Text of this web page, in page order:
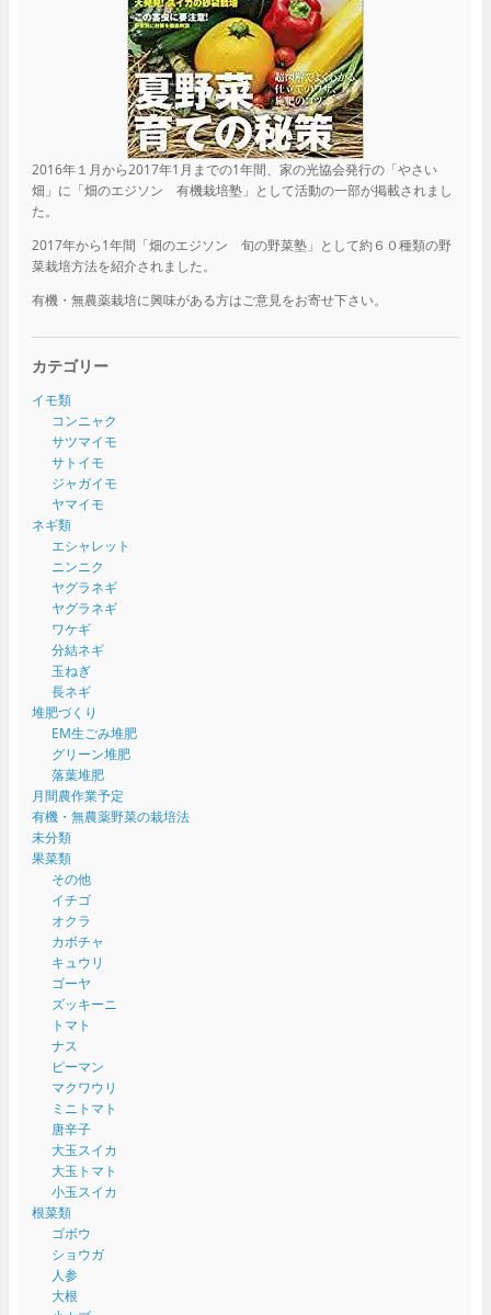
2016年１月から2017年1月までの1年間、家の光協会発行の「やさい
畑」に「畑のエジソン 有機栽培塾」として活動の一部が掲載されまし
た。
2017年から1年間「畑のエジソン 旬の野菜塾」として約６０種類の野
菜栽培方法を紹介されました。
有機・無農薬栽培に興味がある方はご意見をお寄せ下さい。
カテゴリー
イモ類
コンニャク
サツマイモ
サトイモ
ジャガイモ
ヤマイモ
ネギ類
エシャレット
ニンニク
ヤグラネギ
ヤグラネギ
ワケギ
分結ネギ
玉ねぎ
長ネギ
堆肥づくり
EM生ごみ堆肥
グリーン堆肥
落葉堆肥
月間農作業予定
有機・無農薬野菜の栽培法
未分類
果菜類
その他
イチゴ
オクラ
カボチャ
キュウリ
ゴーヤ
ズッキーニ
トマト
ナス
ピーマン
マクワウリ
ミニトマト
唐辛子
大玉スイカ
大玉トマト
小玉スイカ
根菜類
ゴボウ
ショウガ
人参
大根